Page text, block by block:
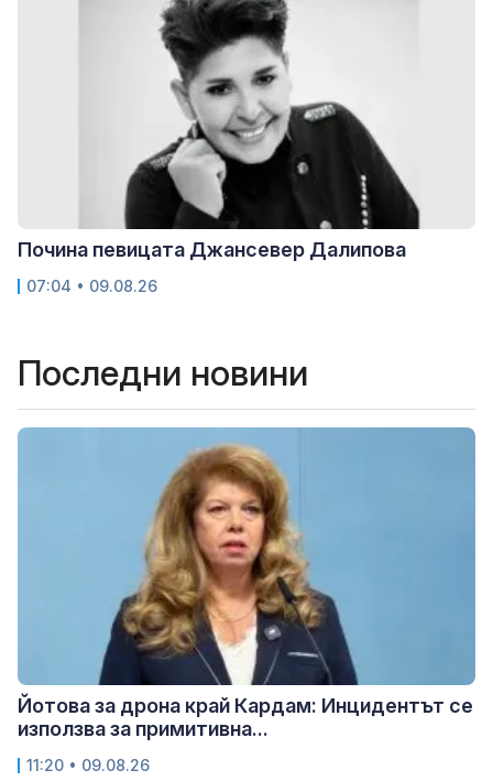
Почина певицата Джансевер Далипова
07:04 • 09.08.26
Последни новини
Йотова за дрона край Кардам: Инцидентът се
използва за примитивна...
11:20 • 09.08.26